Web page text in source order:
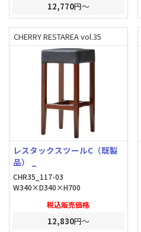
12,770円～
CHERRY RESTAREA vol.35
レスタックスツールC（既製
品） _
CHR35_117-03
W340×D340×H700
税込販売価格
12,830円～